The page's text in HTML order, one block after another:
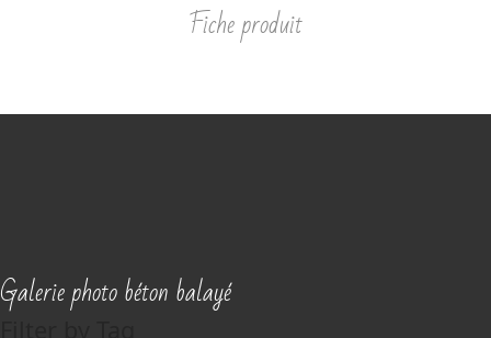
Fiche produit
Galerie photo béton balayé